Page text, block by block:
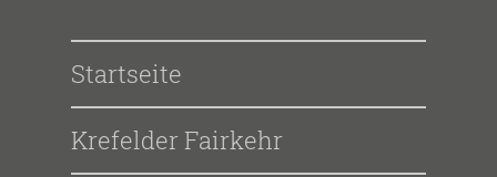
Startseite
Krefelder Fairkehr